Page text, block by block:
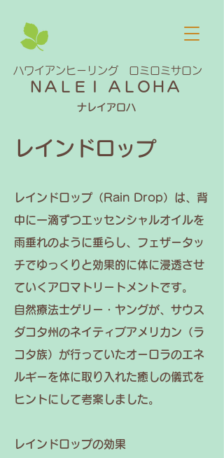
ＮＡＬＥＩ ＡＬＯＨＡ
ナレイアロハ
​ハワイアンヒーリング ロミロミサロン
レインドロップ
レインドロップ（Rain Drop）は、背
中に一滴ずつエッセンシャルオイルを
雨垂れのように垂らし、フェザータッ
チでゆっくりと効果的に体に浸透させ
ていくアロマトリートメントです。
自然療法士ゲリー・ヤングが、サウス
ダコタ州のネイティブアメリカン（ラ
コタ族）が行っていたオーロラのエネ
ルギーを体に取り入れた癒しの儀式を
ヒントにして考案しました。
レインドロップの効果